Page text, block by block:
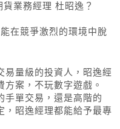
業務經理 杜昭逸？
在競爭激烈的環境中脫
易量級的投資人，昭逸經
案，不玩數字遊戲。
手單交易，還是高階的
，昭逸經理都能給予最專